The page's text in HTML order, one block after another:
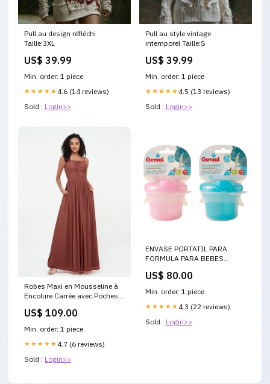
Pull au design réfléchi
Taille:3XL
US$ 39.99
Min. order: 1 piece
★★★★★ 4.6 (14 reviews)
Sold : Login>>
Pull au style vintage
intemporel Taille:S
US$ 39.99
Min. order: 1 piece
★★★★★ 4.5 (13 reviews)
Sold : Login>>
Robes Maxi en Mousseline à
Encolure Carrée avec Poches
Quintina
US$ 109.00
Min. order: 1 piece
★★★★★ 4.7 (6 reviews)
Sold : Login>>
ENVASE PORTATIL PARA
FORMULA PARA BEBES
US$ 80.00
Min. order: 1 piece
★★★★★ 4.3 (22 reviews)
Sold : Login>>